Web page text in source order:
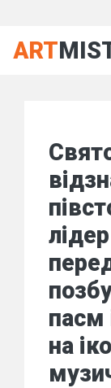
ART
пасм
на